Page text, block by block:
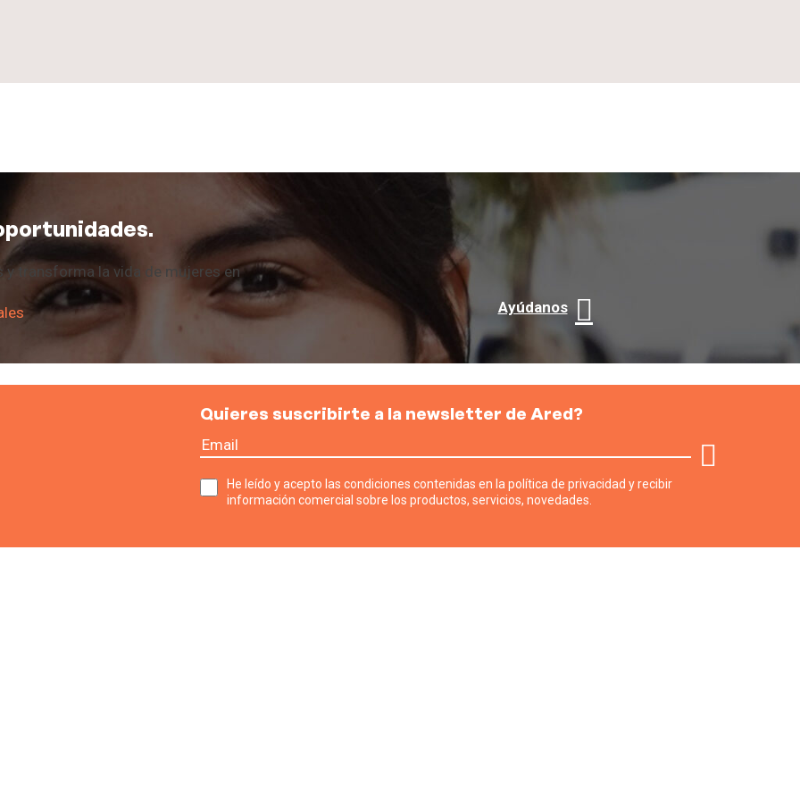
y transforma la vida de mujeres en
Ayúdanos
Quieres suscribirte a la newsletter de Ared?
He leído y acepto las condiciones contenidas en la política de privacidad y recibir
información comercial sobre los productos, servicios, novedades.